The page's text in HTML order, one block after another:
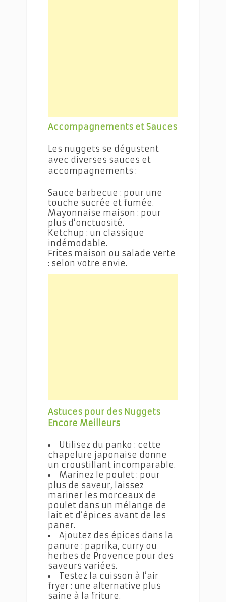
Accompagnements et Sauces
Les nuggets se dégustent
avec diverses sauces et
accompagnements :
Sauce barbecue : pour une
touche sucrée et fumée.
Mayonnaise maison : pour
plus d’onctuosité.
Ketchup : un classique
indémodable.
Frites maison ou salade verte
: selon votre envie.
Astuces pour des Nuggets
Encore Meilleurs
Utilisez du panko : cette
chapelure japonaise donne
un croustillant incomparable.
Marinez le poulet : pour
plus de saveur, laissez
mariner les morceaux de
poulet dans un mélange de
lait et d’épices avant de les
paner.
Ajoutez des épices dans la
panure : paprika, curry ou
herbes de Provence pour des
saveurs variées.
Testez la cuisson à l’air
fryer : une alternative plus
saine à la friture.